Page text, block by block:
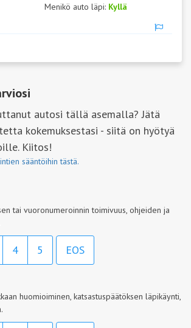
Menikö auto läpi: Kyllä
autosi tällä asemalla? Jätä
kokemuksestasi - siitä on hyötyä
Kiitos!
sääntöihin tästä.
tai vuoronumeroinnin toimivuus, ohjeiden ja
4 5 EOS
huomioiminen, katsastuspäätöksen läpikäynti,